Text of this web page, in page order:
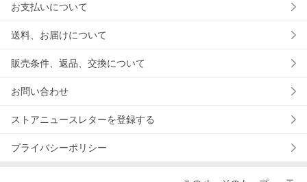
お支払いについて
送料、お届けについて
販売条件、返品、交換について
お問い合わせ
ストアニュースレターを登録する
プライバシーポリシー